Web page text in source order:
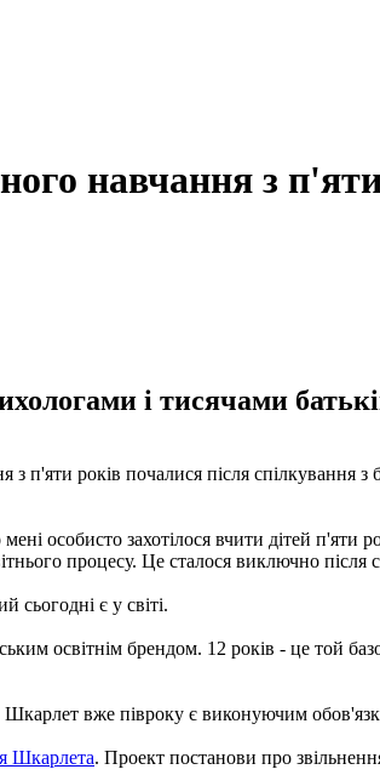
навчання з
і тисячами
років почалися після спілкування з
особисто захотілося вчити дітей
процесу. Це сталося виключно
сьогодні є у світі.
освітнім брендом. 12 років - це той
Шкарлет вже півроку є виконуючим
Шкарлета. Проект постанови про